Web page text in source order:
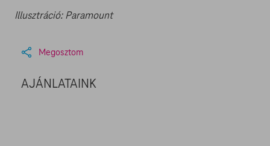
Illusztráció: Paramount
Megosztom
AJÁNLATAINK